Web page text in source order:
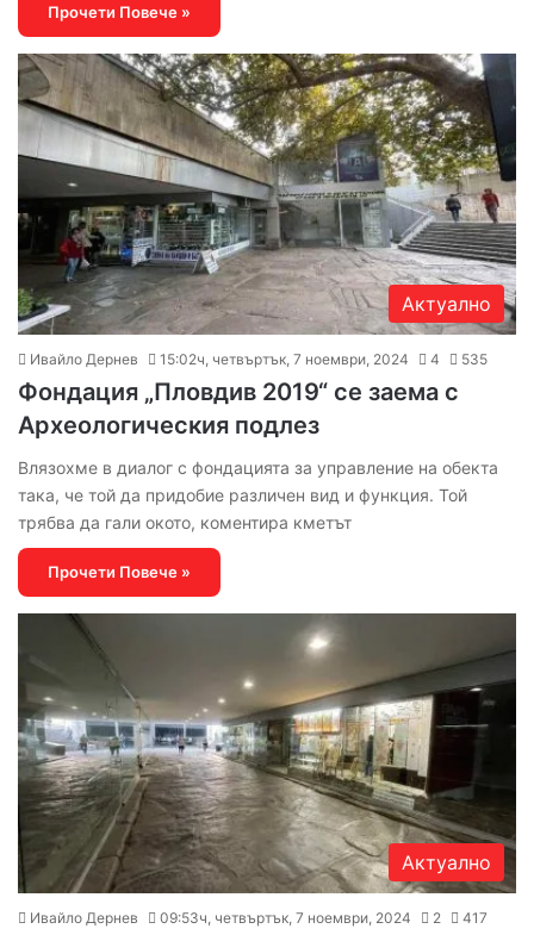
Прочети Повече »
Актуално
Ивайло Дернев 15:02ч, четвъртък, 7 ноември, 2024 4 535
Фондация „Пловдив 2019“ се заема с
Археологическия подлез
Влязохме в диалог с фондацията за управление на обекта
така, че той да придобие различен вид и функция. Той
трябва да гали окото, коментира кметът
Прочети Повече »
Актуално
Ивайло Дернев 09:53ч, четвъртък, 7 ноември, 2024 2 417